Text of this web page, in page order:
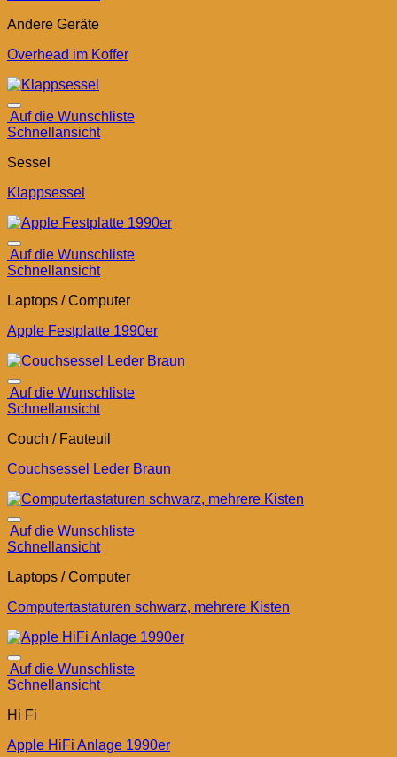
Andere Geräte
Overhead im Koffer
Auf die Wunschliste
Schnellansicht
Sessel
Klappsessel
Auf die Wunschliste
Schnellansicht
Laptops / Computer
Apple Festplatte 1990er
Auf die Wunschliste
Schnellansicht
Couch / Fauteuil
Couchsessel Leder Braun
Auf die Wunschliste
Schnellansicht
Laptops / Computer
Computertastaturen schwarz, mehrere Kisten
Auf die Wunschliste
Schnellansicht
Hi Fi
Apple HiFi Anlage 1990er